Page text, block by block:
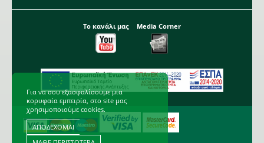
Το κανάλι μας Media Corner
Για να σου εξασφαλίσουμε μια
κορυφαία εμπειρία, στο site μας
χρησιμοποιούμε cookies.
ΑΠΟΔΕΧΟΜΑΙ